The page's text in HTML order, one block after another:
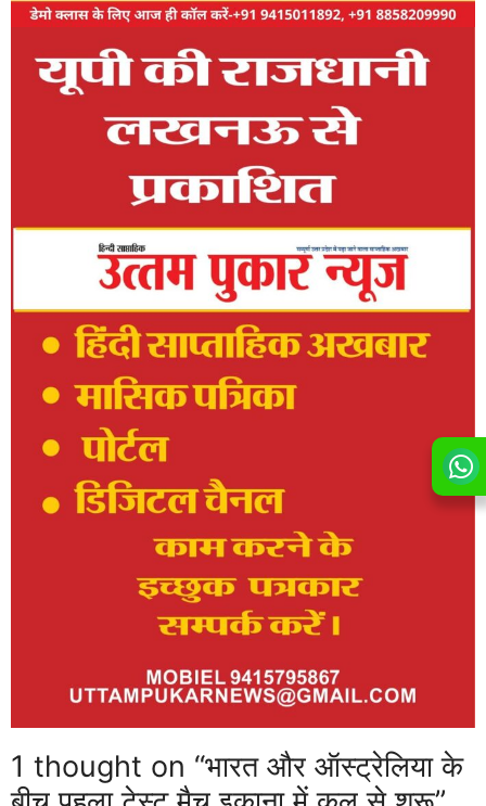
1 thought on “भारत और ऑस्ट्रेलिया के